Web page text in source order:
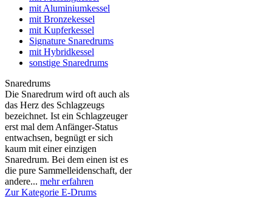
mit Aluminiumkessel
mit Bronzekessel
mit Kupferkessel
Signature Snaredrums
mit Hybridkessel
sonstige Snaredrums
Snaredrums
Die Snaredrum wird oft auch als
das Herz des Schlagzeugs
bezeichnet. Ist ein Schlagzeuger
erst mal dem Anfänger-Status
entwachsen, begnügt er sich
kaum mit einer einzigen
Snaredrum. Bei dem einen ist es
die pure Sammelleidenschaft, der
andere... mehr erfahren
Zur Kategorie E-Drums